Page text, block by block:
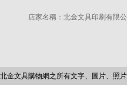
店家名稱：北金文具印刷有限
北金文具購物網之所有文字、圖片、照